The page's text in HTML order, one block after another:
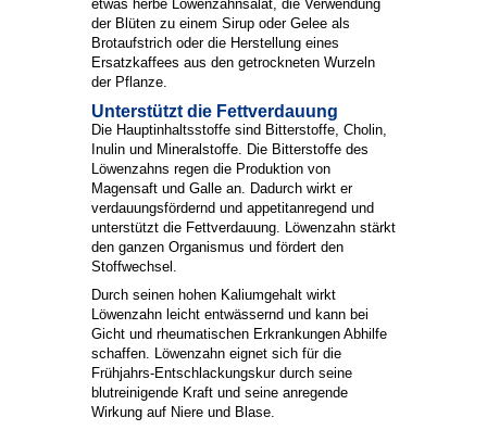
etwas herbe Löwenzahnsalat, die Verwendung
der Blüten zu einem Sirup oder Gelee als
Brotaufstrich oder die Herstellung eines
Ersatzkaffees aus den getrockneten Wurzeln
der Pflanze.
Unterstützt die Fettverdauung
Die Hauptinhaltsstoffe sind Bitterstoffe, Cholin,
Inulin und Mineralstoffe. Die Bitterstoffe des
Löwenzahns regen die Produktion von
Magensaft und Galle an. Dadurch wirkt er
verdauungsfördernd und appetitanregend und
unterstützt die Fettverdauung. Löwenzahn stärkt
den ganzen Organismus und fördert den
Stoffwechsel.
Durch seinen hohen Kaliumgehalt wirkt
Löwenzahn leicht entwässernd und kann bei
Gicht und rheumatischen Erkrankungen Abhilfe
schaffen. Löwenzahn eignet sich für die
Frühjahrs-Entschlackungskur durch seine
blutreinigende Kraft und seine anregende
Wirkung auf Niere und Blase.